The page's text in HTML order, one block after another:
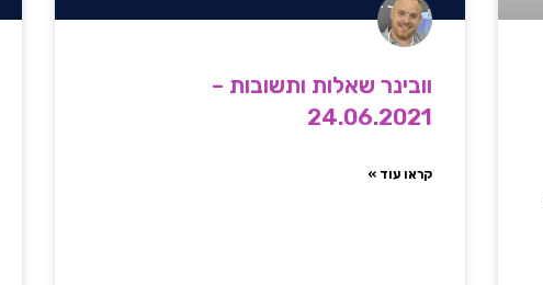
וובינר שאלות ותשובות –
24.06.2021
קראו עוד »